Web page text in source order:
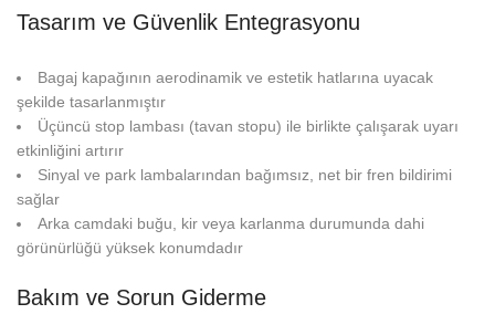
Tasarım ve Güvenlik Entegrasyonu
Bagaj kapağının aerodinamik ve estetik hatlarına uyacak
şekilde tasarlanmıştır
Üçüncü stop lambası (tavan stopu) ile birlikte çalışarak uyarı
etkinliğini artırır
Sinyal ve park lambalarından bağımsız, net bir fren bildirimi
sağlar
Arka camdaki buğu, kir veya karlanma durumunda dahi
görünürlüğü yüksek konumdadır
Bakım ve Sorun Giderme